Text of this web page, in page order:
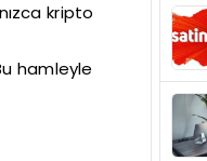
kripto
hamleyle